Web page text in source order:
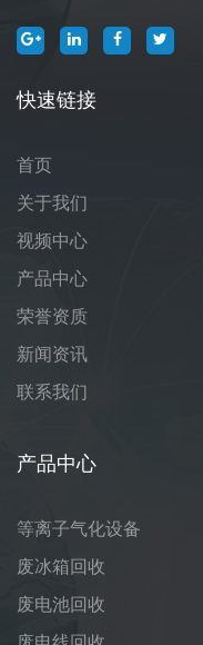
快速链接
首页
关于我们
视频中心
产品中心
荣誉资质
新闻资讯
联系我们
产品中心
等离子气化设备
废冰箱回收
废电池回收